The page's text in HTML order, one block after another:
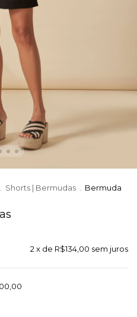
Shorts | Bermudas
Bermuda
2 x de R$134,00 sem juros